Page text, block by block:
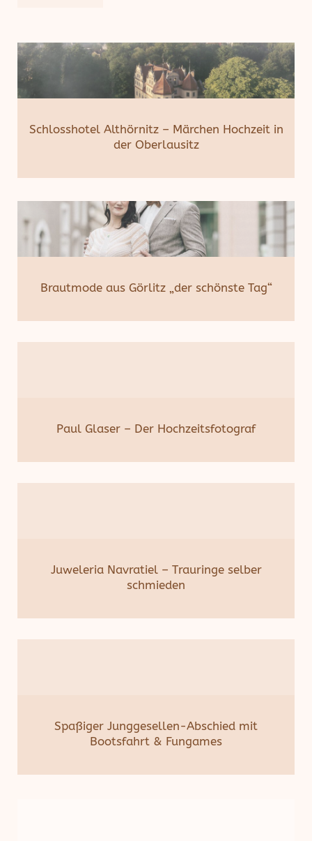
Schlosshotel Althörnitz – Märchen Hochzeit in
der Oberlausitz
Brautmode aus Görlitz „der schönste Tag“
Paul Glaser – Der Hochzeitsfotograf
Juweleria Navratiel – Trauringe selber
schmieden
Spaßiger Junggesellen-Abschied mit
Bootsfahrt & Fungames